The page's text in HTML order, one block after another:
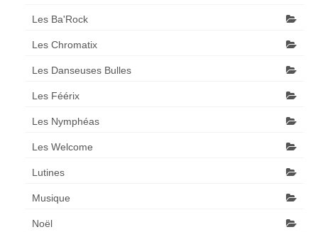
Les Ba'Rock
Les Chromatix
Les Danseuses Bulles
Les Féérix
Les Nymphéas
Les Welcome
Lutines
Musique
Noël